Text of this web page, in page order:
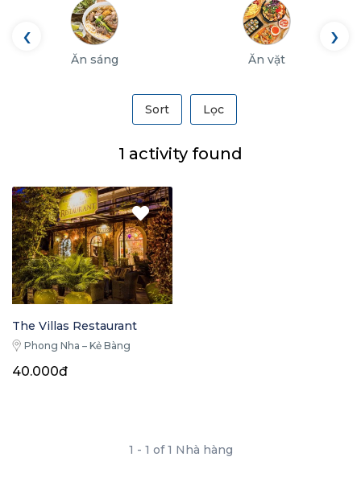
Ăn sáng Ăn vặt
‹ ›
Sort Lọc
1 activity found
The Villas Restaurant
Phong Nha – Kẻ Bàng
40.000đ
1 - 1 of 1 Nhà hàng